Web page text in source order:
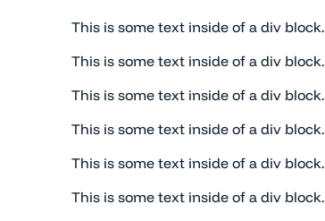
This is some text inside of a div block.
This is some text inside of a div block.
This is some text inside of a div block.
This is some text inside of a div block.
This is some text inside of a div block.
This is some text inside of a div block.